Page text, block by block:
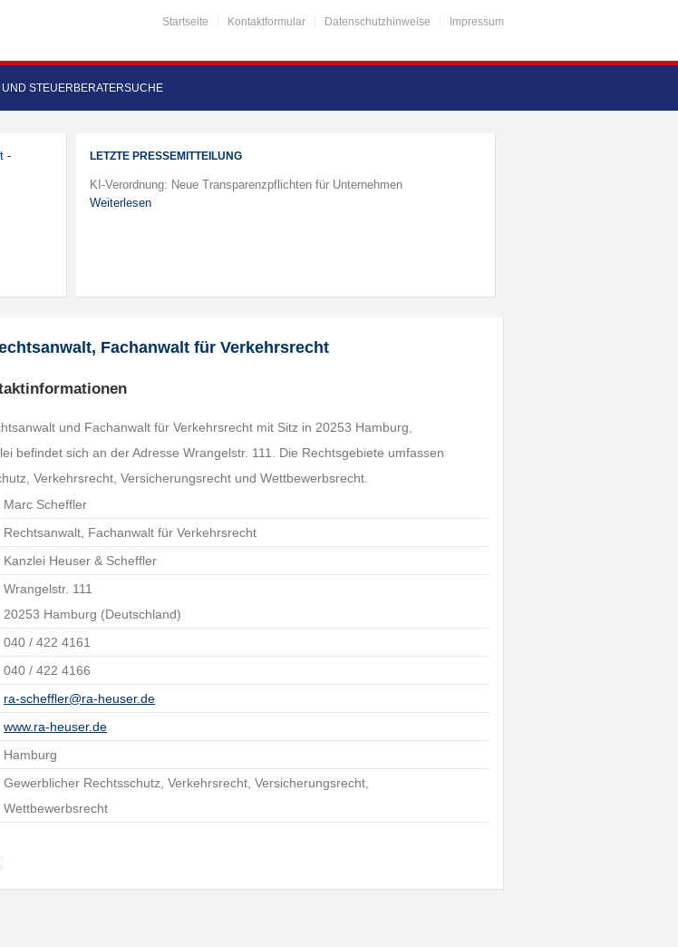
Startseite Kontaktformular Datenschutzhinweise Impressum
UND STEUERBERATERSUCHE
-
LETZTE PRESSEMITTEILUNG
KI-Verordnung: Neue Transparenzpflichten für Unternehmen
Weiterlesen
Fachanwalt für Verkehrsrecht
und Fachanwalt für Verkehrsrecht mit Sitz in 20253 Hamburg,
befindet sich an der Adresse Wrangelstr. 111. Die Rechtsgebiete umfassen
Verkehrsrecht, Versicherungsrecht und Wettbewerbsrecht.
Marc Scheffler
Rechtsanwalt, Fachanwalt für Verkehrsrecht
Kanzlei Heuser & Scheffler
Wrangelstr. 111
20253 Hamburg (Deutschland)
040 / 422 4161
040 / 422 4166
ra-scheffler@ra-heuser.de
www.ra-heuser.de
Hamburg
Gewerblicher Rechtsschutz, Verkehrsrecht, Versicherungsrecht,
Wettbewerbsrecht